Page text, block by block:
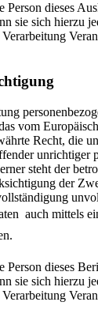
Person dieses
sie sich hierzu
vom
Recht, die
unrichtiger
steht der
der
 auch mittels
Person dieses
sie sich hierzu